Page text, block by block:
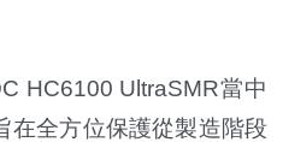
HC6100 UltraSMR當中
在全方位保護從製造階段